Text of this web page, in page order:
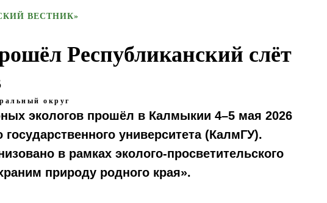
ВЕСТНИК»
Республиканский слёт
округ
экологов прошёл в Калмыкии 4–5 мая 2026
университета (КалмГУ).
в рамках эколого-просветительского
природу родного края».